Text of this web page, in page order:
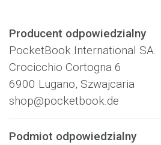
Producent odpowiedzialny
PocketBook International SA.
Crocicchio Cortogna 6
6900 Lugano, Szwajcaria
shop@pocketbook.de
Podmiot odpowiedzialny